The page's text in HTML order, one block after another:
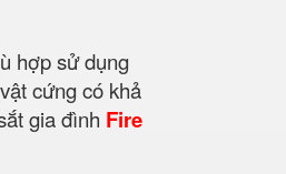
hợp sử dụng
cứng có khả
gia đình Fire